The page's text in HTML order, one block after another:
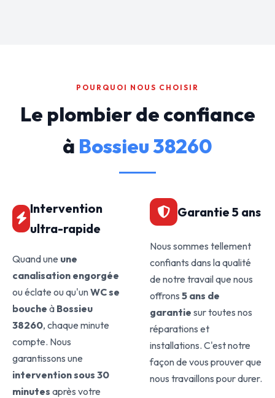
POURQUOI NOUS CHOISIR
Le plombier de confiance
à Bossieu 38260
Intervention
ultra-rapide
Quand une une
canalisation engorgée
ou éclate ou qu'unWC se
bouche à Bossieu
38260, chaque minute
compte. Nous
garantissons une
intervention sous 30
minutes après votre
Garantie 5 ans
Nous sommes tellement
confiants dans la qualité
de notre travail que nous
offrons 5 ans de
garantie sur toutes nos
réparations et
installations. C'est notre
façon de vous prouver que
nous travaillons pour durer.